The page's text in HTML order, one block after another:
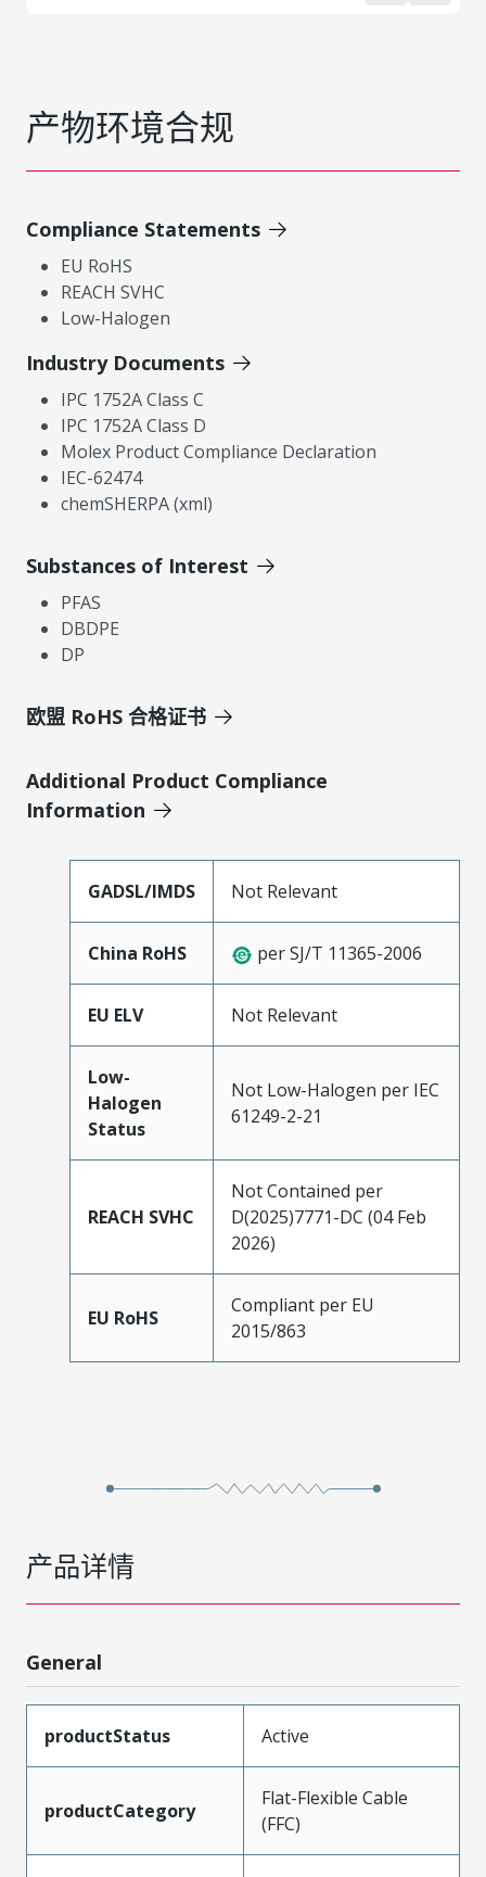
产物环境合规
Compliance Statements
EU RoHS
REACH SVHC
Low-Halogen
Industry Documents
IPC 1752A Class C
IPC 1752A Class D
Molex Product Compliance Declaration
IEC-62474
chemSHERPA (xml)
Substances of Interest
PFAS
DBDPE
DP
欧盟 RoHS 合格证书
Additional Product Compliance
Information
GADSL/IMDS Not Relevant
China RoHS per SJ/T 11365-2006
EU ELV Not Relevant
Low-
Halogen
Status
Not Low-Halogen per IEC
61249-2-21
REACH SVHC
Not Contained per
D(2025)7771-DC (04 Feb
2026)
EU RoHS
Compliant per EU
2015/863
产品详情
General
productStatus Active
productCategory
Flat-Flexible Cable
(FFC)